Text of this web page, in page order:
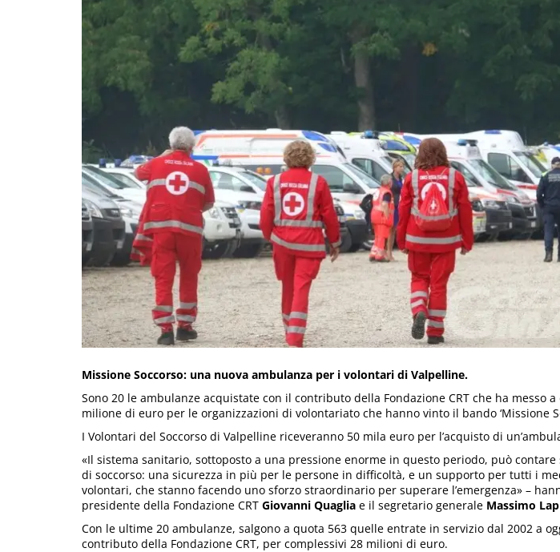
Missione Soccorso: una nuova ambulanza per i volontari di Valpelline.
Sono 20 le ambulanze acquistate con il contributo della Fondazione CRT che ha messo
milione di euro per le organizzazioni di volontariato che hanno vinto il bando ‘Missione
I Volontari del Soccorso di Valpelline riceveranno 50 mila euro per l’acquisto di
«Il sistema sanitario, sottoposto a una pressione enorme in questo periodo, può
di soccorso: una sicurezza in più per le persone in difficoltà, e un supporto per tutti i
volontari, che stanno facendo uno sforzo straordinario per superare l’emergenza» –
presidente della Fondazione CRT Giovanni Quaglia e il segretario generale Massimo
Con le ultime 20 ambulanze, salgono a quota 563 quelle entrate in servizio dal 2002 a
contributo della Fondazione CRT, per complessivi 28 milioni di euro.